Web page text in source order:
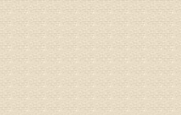
姓名：
病情描
专家回